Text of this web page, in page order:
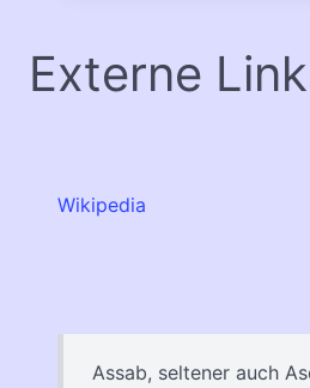
Externe
Wikipedia
Assab, seltener auch